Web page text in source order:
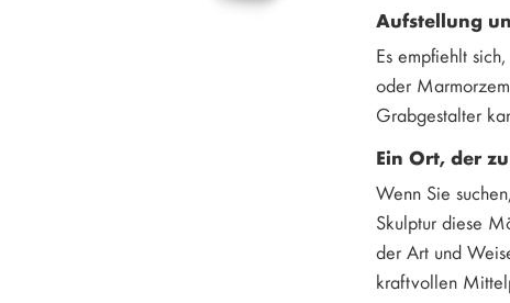
Aufstellung
Es empfiehlt
oder
Grabgestalter
Ein Ort, der
Wenn Sie
Skulptur diese
der Art und
kraftvollen